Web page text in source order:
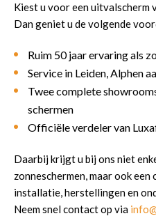
Kiest u voor een uitvalscherm
Dan geniet u de volgende
Ruim 50 jaar ervaring als
Service in Leiden, Alphen
Twee complete
schermen
Officiële verdeler van
Daarbij krijgt u bij ons niet
zonneschermen, maar ook
installatie, herstellingen en
Neem snel contact op via